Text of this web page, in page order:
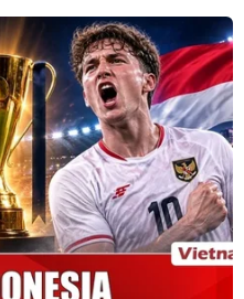
thể thao bay dù
Thuận
thao mạo hiểm trên
tại tỉnh Bình Thuận và
du khách tham gia.